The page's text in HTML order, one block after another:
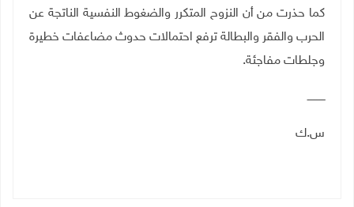
كما حذرت من أن النزوح المتكرر والضغوط النفسية الناتجة عن
الحرب والفقر والبطالة ترفع احتمالات حدوث مضاعفات خطيرة
وجلطات مفاجئة.
ـــــــــــ
س.ك